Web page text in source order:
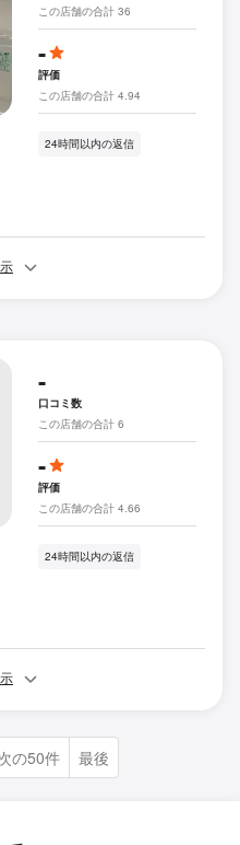
この店舗の合計 36
-
評価
この店舗の合計 4.94
24時間以内の返信
-
口コミ数
この店舗の合計 6
-
評価
この店舗の合計 4.66
24時間以内の返信
の50件 最後